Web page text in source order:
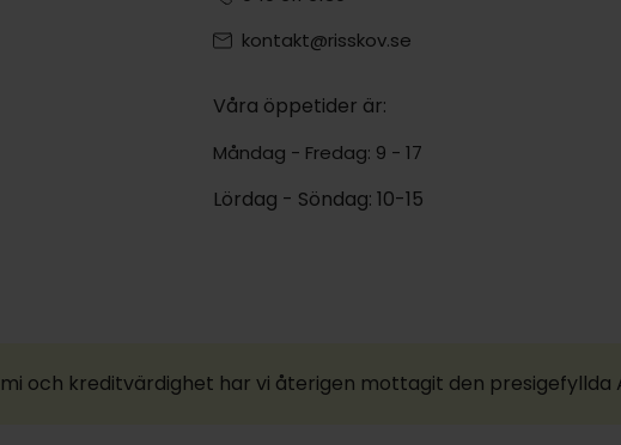
kontakt@risskov.se
Våra öppetider är:
Måndag - Fredag: 9 - 17
Lördag - Söndag: 10-15
och kreditvärdighet har vi återigen mottagit den presigefyllda